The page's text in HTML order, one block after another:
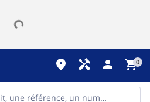
place handyman person shopping_cart0